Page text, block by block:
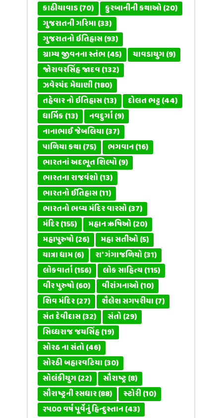
કાઠીયાવાડ(70) કુરબાનીની કથાઓ(20)
ગુજરાતની ગરિમા(33)
ગુજરાતનો ઇતિહાસ(93)
ગ્રામ્ય જીવનના સ્તંભ(45) ચાવડાયુગ(9)
જોરાવરસિંહ જાદવ(132)
ઝવેરચંદ મેઘાણી(180)
તહેવાર નો ઇતિહાસ(13) દોલત ભટ્ટ(44)
ધાર્મિક(13) નવદુર્ગા(9)
નાનાભાઈ જેબલિયા(37)
પાળિયા કથા(75) ભગવાન(16)
ભારતનાં અદભૂત શિલ્પો(9)
ભારતના રાજવંશો(13)
ભારતનો ઈતિહાસ(11)
ભારતનો ભવ્ય મંદિર વારસો(37)
મંદિર(155) મહાન ઋષિઓ(20)
મહાપુરુષો(26) મહા સતીઓ(5)
યાત્રા ધામ(6) રા' ગંગાજળિયો(31)
લોકવાર્તા(156) લોક સાહિત્ય(115)
વીર પુરુષો(60) વીરાંગનાઓ(10)
શિવ મંદિર(27) શૈલેશ સગપરીયા(7)
સંત દેવીદાસ(32) સંતો(29)
સિધ્ધરાજ જયસિંહ(19)
સોરઠ ના સંતો(46)
સોરઠી બહારવટિયા(30)
સોલંકીયુગ(22) સૌરાષ્ટ્ર(8)
સૌરાષ્ટ્રની રસધાર(88) સ્ટોરી(10)
૨૫૦૦ વર્ષ પૂર્વેનું હિન્દુસ્તાન(43)